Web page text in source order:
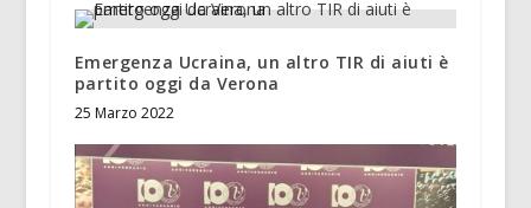
Emergenza Ucraina, un altro TIR di aiuti è
partito oggi da Verona
25 Marzo 2022